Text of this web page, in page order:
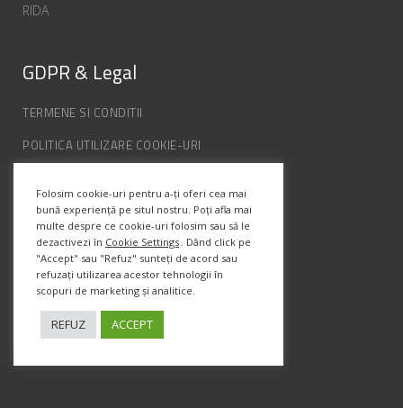
RIDA
GDPR & Legal
TERMENE SI CONDITII
POLITICA UTILIZARE COOKIE-URI
ANPC
Info Contact
Str. Semenic, Nr.1, Ap.5, Timisoara.
Telefon:(+4) 0747 066 701
Folosim cookie-uri pentru a-ți oferi cea mai
bună experiență pe situl nostru. Poți afla mai
multe despre ce cookie-uri folosim sau să le
dezactivezi în Cookie Settings . Dând click pe
"Accept" sau "Refuz" sunteți de acord sau
refuzați utilizarea acestor tehnologii în
scopuri de marketing și analitice.
REFUZ ACCEPT